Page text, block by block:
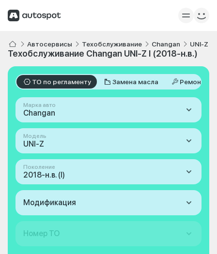
Автосервисы Техобслуживание Changan UNI-Z
Техобслуживание Changan UNI-Z I (2018-н.в.)
ТО по регламенту Замена масла Ремонт
Марка авто
Changan
Модель
UNI-Z
Поколение
2018-н.в. (I)
Модификация
Номер ТО